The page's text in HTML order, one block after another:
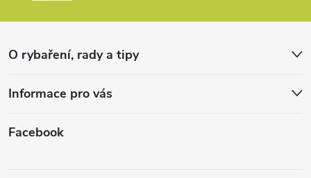
a
O rybaření, rady a tipy
Informace pro vás
Facebook